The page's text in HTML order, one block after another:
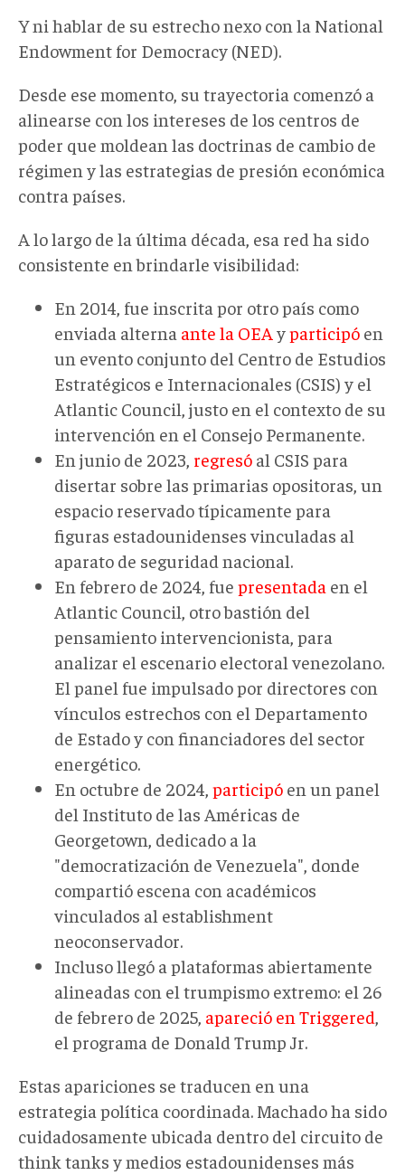
Y ni hablar de su estrecho nexo con la National
Endowment for Democracy (NED).
Desde ese momento, su trayectoria comenzó a
alinearse con los intereses de los centros de
poder que moldean las doctrinas de cambio de
régimen y las estrategias de presión económica
contra países.
A lo largo de la última década, esa red ha sido
consistente en brindarle visibilidad:
En 2014, fue inscrita por otro país como
enviada alterna ante la OEA yparticipó en
un evento conjunto del Centro de Estudios
Estratégicos e Internacionales (CSIS) y el
Atlantic Council, justo en el contexto de su
intervención en el Consejo Permanente.
En junio de 2023, regresó al CSIS para
disertar sobre las primarias opositoras, un
espacio reservado típicamente para
figuras estadounidenses vinculadas al
aparato de seguridad nacional.
En febrero de 2024, fue presentada en el
Atlantic Council, otro bastión del
pensamiento intervencionista, para
analizar el escenario electoral venezolano.
El panel fue impulsado por directores con
vínculos estrechos con el Departamento
de Estado y con financiadores del sector
energético.
En octubre de 2024, participó en un panel
del Instituto de las Américas de
Georgetown, dedicado a la
"democratización de Venezuela", donde
compartió escena con académicos
vinculados al establishment
neoconservador.
Incluso llegó a plataformas abiertamente
alineadas con el trumpismo extremo: el 26
de febrero de 2025, apareció en Triggered
el programa de Donald Trump Jr.
Estas apariciones se traducen en una
estrategia política coordinada. Machado ha sido
cuidadosamente ubicada dentro del circuito de
think tanks y medios estadounidenses más